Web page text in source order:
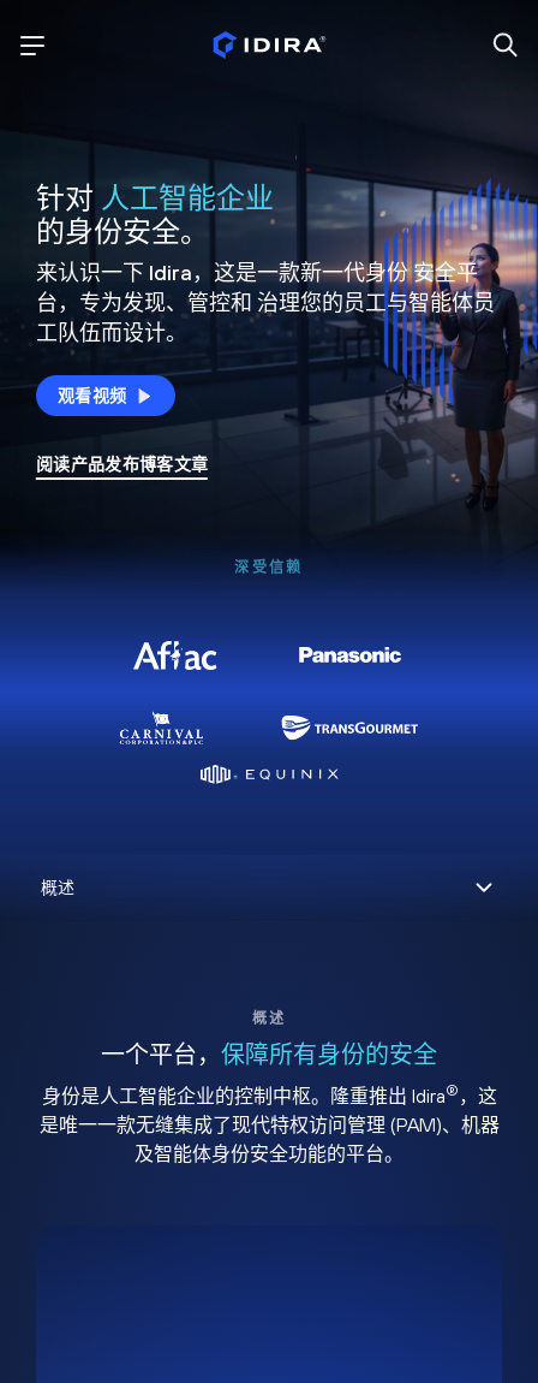
针对 人工智能企业
的身份安全。
来认识一下 Idira，这是一款新一代身份安全平
台，专为发现、管控和 治理您的员工与智能体员
工队伍而设计。
观看视频
阅读产品发布博客文章
深受信赖
概述
一个平台， 保障所有身份的安全
身份是人工智能企业的控制中枢。隆重推出 Idira® ，这
是唯一一款无缝集成了现代特权访问管理 (PAM)、机器
及智能体身份安全功能的平台。